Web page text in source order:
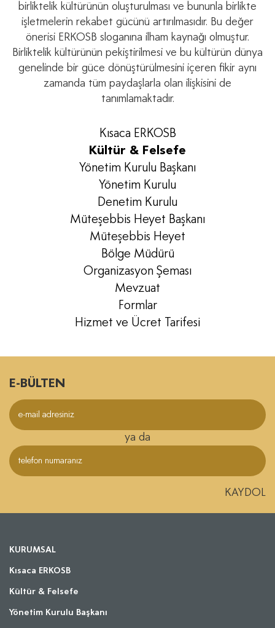
birliktelik kültürünün oluşturulması ve bununla birlikte
işletmelerin rekabet gücünü artırılmasıdır. Bu değer
önerisi ERKOSB sloganına ilham kaynağı olmuştur.
Birliktelik kültürünün pekiştirilmesi ve bu kültürün dünya
genelinde bir güce dönüştürülmesini içeren ﬁkir aynı
zamanda tüm paydaşlarla olan ilişkisini de
tanımlamaktadır.
Kısaca ERKOSB
Kültür & Felsefe
Yönetim Kurulu Başkanı
Yönetim Kurulu
Denetim Kurulu
Müteşebbis Heyet Başkanı
Müteşebbis Heyet
Bölge Müdürü
Organizasyon Şeması
Mevzuat
Formlar
Hizmet ve Ücret Tarifesi
E-BÜLTEN
ya da
KAYDOL
KURUMSAL
Kısaca ERKOSB
Kültür & Felsefe
Yönetim Kurulu Başkanı